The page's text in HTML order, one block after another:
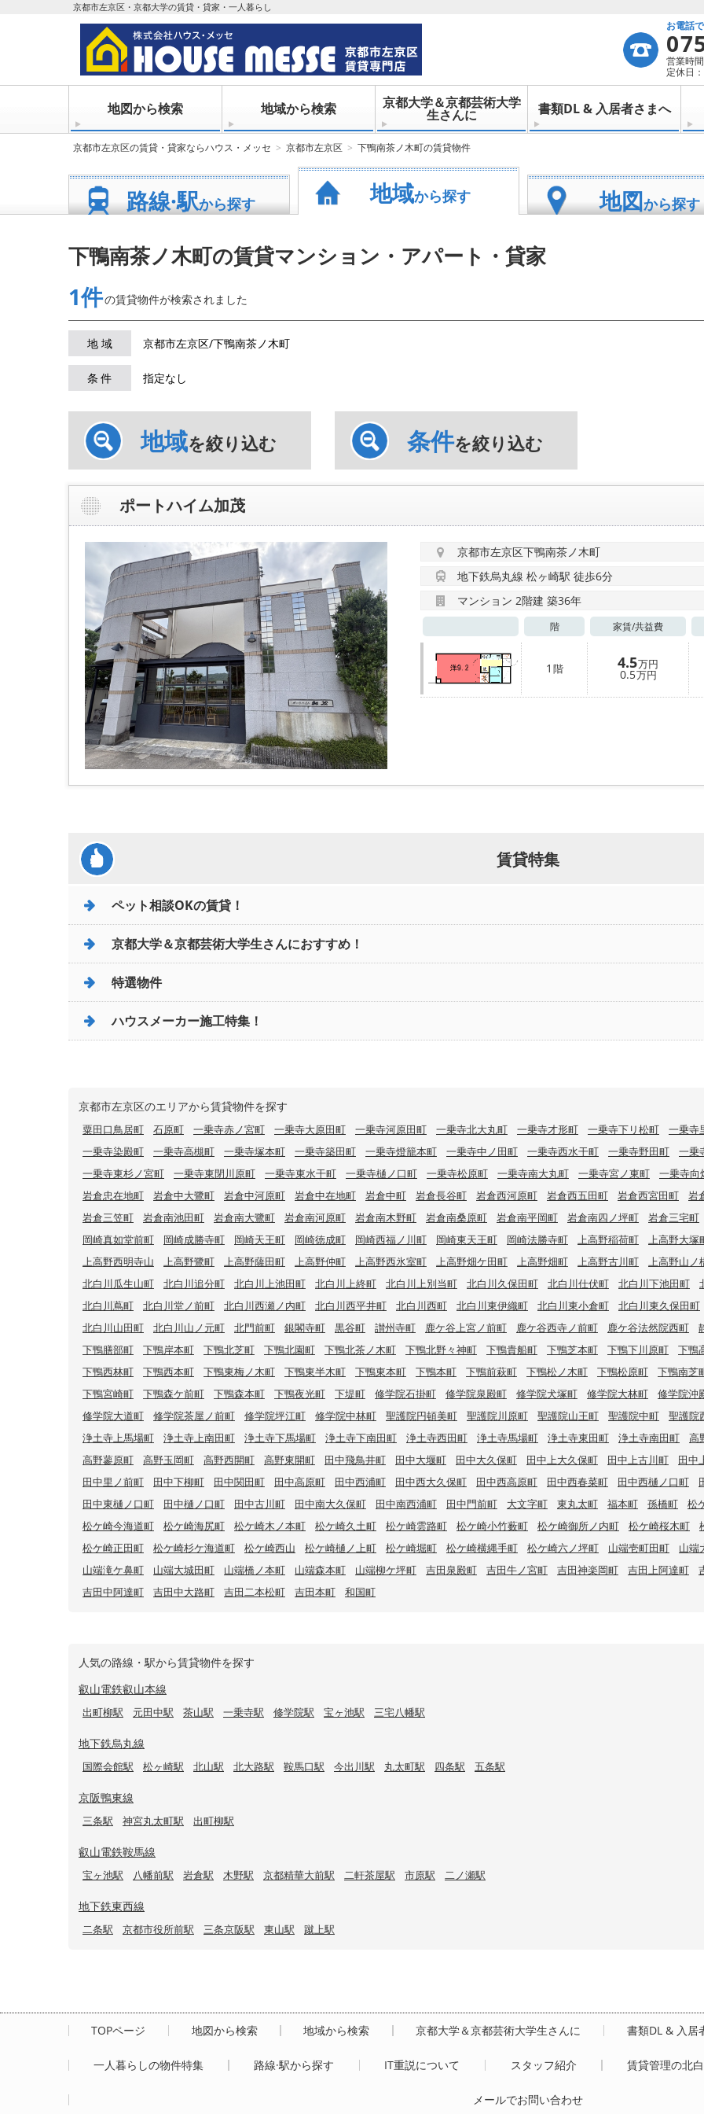
京都市左京区・京都大学の賃貸・貸家・一人暮らし
お電話
営業時
定休日
地図から検索 地域から検索 京都大学＆京都芸術大学
生さんに 書類DL & 入居者さまへ
京都市左京区の賃貸・貸家ならハウス・メッセ 京都市左京区 下鴨南茶ノ木町の賃貸物件
路線·駅から探す 地域から探す 地図から探す
下鴨南茶ノ木町の賃貸マンション・アパート・貸家
1件の賃貸物件が検索されました
地 域 京都市左京区/下鴨南茶ノ木町
条 件 指定なし
地域を絞り込む 条件を絞り込む
ポートハイム加茂
京都市左京区下鴨南茶ノ木町
地下鉄烏丸線 松ヶ崎駅 徒歩6分
マンション 2階建 築36年
階 家賃/共益費
1 階 4.5万円
0.5万円
賃貸特集
ペット相談OKの賃貸！
京都大学＆京都芸術大学生さんにおすすめ！
特選物件
ハウスメーカー施工特集！
京都市左京区のエリアから賃貸物件を探す
粟田口鳥居町 石原町 一乗寺赤ノ宮町 一乗寺大原田町 一乗寺河原田町 一乗寺北大丸町 一乗寺才形町 一乗寺下リ松町 一乗寺
一乗寺染殿町
一乗寺高槻町 一乗寺塚本町 一乗寺築田町 一乗寺燈籠本町 一乗寺中ノ田町 一乗寺西水干町 一乗寺野田町 一乗
一乗寺東杉ノ宮町
一乗寺東閉川原町 一乗寺東水干町 一乗寺樋ノ口町 一乗寺松原町 一乗寺南大丸町 一乗寺宮ノ東町 一乗寺向
岩倉忠在地町
岩倉中大鷺町 岩倉中河原町 岩倉中在地町 岩倉中町 岩倉長谷町 岩倉西河原町 岩倉西五田町 岩倉西宮田町 岩
岩倉三笠町
岩倉南池田町 岩倉南大鷺町 岩倉南河原町 岩倉南木野町 岩倉南桑原町 岩倉南平岡町 岩倉南四ノ坪町 岩倉三宅町
岡崎真如堂前町
岡崎成勝寺町 岡崎天王町 岡崎徳成町 岡崎西福ノ川町 岡崎東天王町 岡崎法勝寺町 上高野稲荷町 上高野大塚
上高野西明寺山
上高野鷺町 上高野薩田町 上高野仲町 上高野西氷室町 上高野畑ケ田町 上高野畑町 上高野古川町 上高野山ノ
北白川瓜生山町
北白川追分町 北白川上池田町 北白川上終町 北白川上別当町 北白川久保田町 北白川仕伏町 北白川下池田町
北白川蔦町
北白川堂ノ前町 北白川西瀬ノ内町 北白川西平井町 北白川西町 北白川東伊織町 北白川東小倉町 北白川東久保田町
北白川山田町
北白川山ノ元町 北門前町 銀閣寺町 黒谷町 讃州寺町 鹿ケ谷上宮ノ前町 鹿ケ谷西寺ノ前町 鹿ケ谷法然院西町
下鴨膳部町
下鴨岸本町 下鴨北芝町 下鴨北園町 下鴨北茶ノ木町 下鴨北野々神町 下鴨貴船町 下鴨芝本町 下鴨下川原町 下鴨
下鴨西林町
下鴨西本町 下鴨東梅ノ木町 下鴨東半木町 下鴨東本町 下鴨本町 下鴨前萩町 下鴨松ノ木町 下鴨松原町 下鴨南芝
下鴨宮崎町
下鴨森ケ前町 下鴨森本町 下鴨夜光町 下堤町 修学院石掛町 修学院泉殿町 修学院犬塚町 修学院大林町 修学院沖
修学院大道町
修学院茶屋ノ前町 修学院坪江町 修学院中林町 聖護院円頓美町 聖護院川原町 聖護院山王町 聖護院中町 聖護院
浄土寺上馬場町
浄土寺上南田町 浄土寺下馬場町 浄土寺下南田町 浄土寺西田町 浄土寺馬場町 浄土寺東田町 浄土寺南田町 高
高野蓼原町
高野玉岡町 高野西開町 高野東開町 田中飛鳥井町 田中大堰町 田中大久保町 田中上大久保町 田中上古川町 田中
田中里ノ前町
田中下柳町 田中関田町 田中高原町 田中西浦町 田中西大久保町 田中西高原町 田中西春菜町 田中西樋ノ口町
田中東樋ノ口町
田中樋ノ口町 田中古川町 田中南大久保町 田中南西浦町 田中門前町 大文字町 東丸太町 福本町 孫橋町 松
松ケ崎今海道町
松ケ崎海尻町 松ケ崎木ノ本町 松ケ崎久土町 松ケ崎雲路町 松ケ崎小竹薮町 松ケ崎御所ノ内町 松ケ崎桜木町
松ケ崎正田町
松ケ崎杉ケ海道町 松ケ崎西山 松ケ崎樋ノ上町 松ケ崎堀町 松ケ崎横縄手町 松ケ崎六ノ坪町 山端壱町田町 山端
山端滝ケ鼻町
山端大城田町 山端橋ノ本町 山端森本町 山端柳ケ坪町 吉田泉殿町 吉田牛ノ宮町 吉田神楽岡町 吉田上阿達町
吉田中阿達町
吉田中大路町 吉田二本松町 吉田本町 和国町
人気の路線・駅から賃貸物件を探す
叡山電鉄叡山本線
出町柳駅 元田中駅 茶山駅 一乗寺駅 修学院駅 宝ヶ池駅 三宅八幡駅
地下鉄烏丸線
国際会館駅 松ヶ崎駅 北山駅 北大路駅 鞍馬口駅 今出川駅 丸太町駅 四条駅 五条駅
京阪鴨東線
三条駅 神宮丸太町駅 出町柳駅
叡山電鉄鞍馬線
宝ヶ池駅 八幡前駅 岩倉駅 木野駅 京都精華大前駅 二軒茶屋駅 市原駅 二ノ瀬駅
地下鉄東西線
二条駅 京都市役所前駅 三条京阪駅 東山駅 蹴上駅
TOPページ 地図から検索 地域から検索 京都大学＆京都芸術大学生さんに 書類DL & 入居
一人暮らしの物件特集 路線·駅から探す IT重説について スタッフ紹介 賃貸管理の北
メールでお問い合わせ